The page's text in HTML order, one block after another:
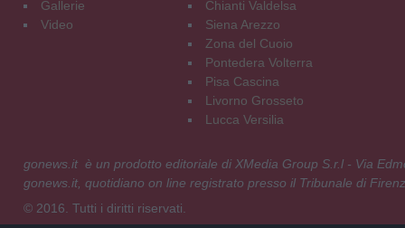
Gallerie
Video
Chianti Valdelsa
Siena Arezzo
Zona del Cuoio
Pontedera Volterra
Pisa Cascina
Livorno Grosseto
Lucca Versilia
gonews.it è un prodotto editoriale di XMedia Group S.r.l - Via
gonews.it, quotidiano on line registrato presso il Tribunale di
© 2016. Tutti i diritti riservati.